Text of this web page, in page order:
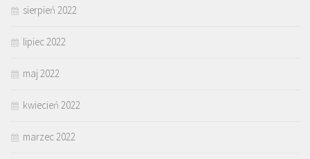
sierpień 2022
lipiec 2022
maj 2022
kwiecień 2022
marzec 2022